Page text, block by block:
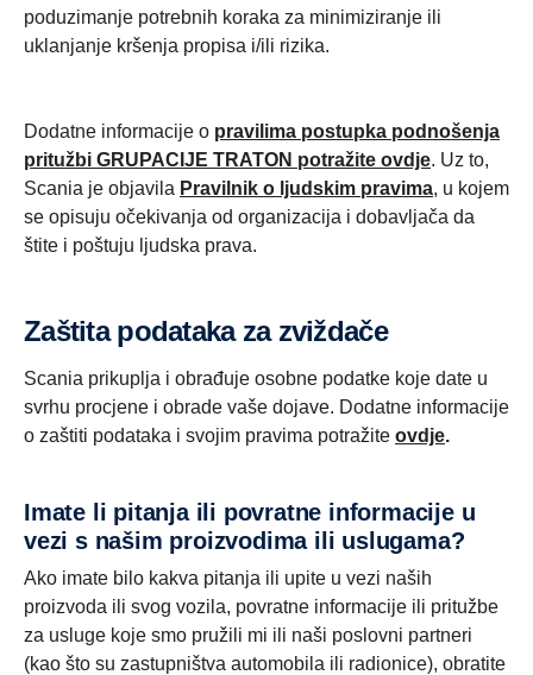
poduzimanje potrebnih koraka za minimiziranje ili
uklanjanje kršenja propisa i/ili rizika.
Dodatne informacije o pravilima postupka podnošenja
pritužbi GRUPACIJE TRATON potražite ovdje. Uz to,
Scania je objavila Pravilnik o ljudskim pravima, u kojem
se opisuju očekivanja od organizacija i dobavljača da
štite i poštuju ljudska prava.
Zaštita podataka za zviždače
Scania prikuplja i obrađuje osobne podatke koje date u
svrhu procjene i obrade vaše dojave. Dodatne informacije
o zaštiti podataka i svojim pravima potražite ovdje.
Imate li pitanja ili povratne informacije u
vezi s našim proizvodima ili uslugama?
Ako imate bilo kakva pitanja ili upite u vezi naših
proizvoda ili svog vozila, povratne informacije ili pritužbe
za usluge koje smo pružili mi ili naši poslovni partneri
(kao što su zastupništva automobila ili radionice), obratite